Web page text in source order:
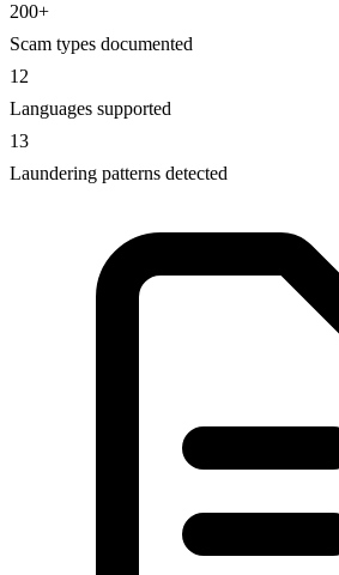
200+
Scam types documented
12
Languages supported
13
Laundering patterns detected